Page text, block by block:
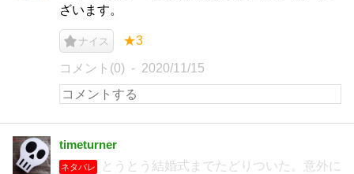
ざいます。
ナイス ★3
コメント(0) 2020/11/15
timeturner
ネタバレ
とうとう結婚式までたどりついた。意外に